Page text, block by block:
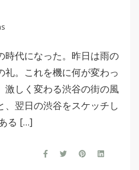
時代になった。昨日は雨の
礼。これを機に何が変わっ
激しく変わる渋谷の街の風
翌日の渋谷をスケッチし
る […]